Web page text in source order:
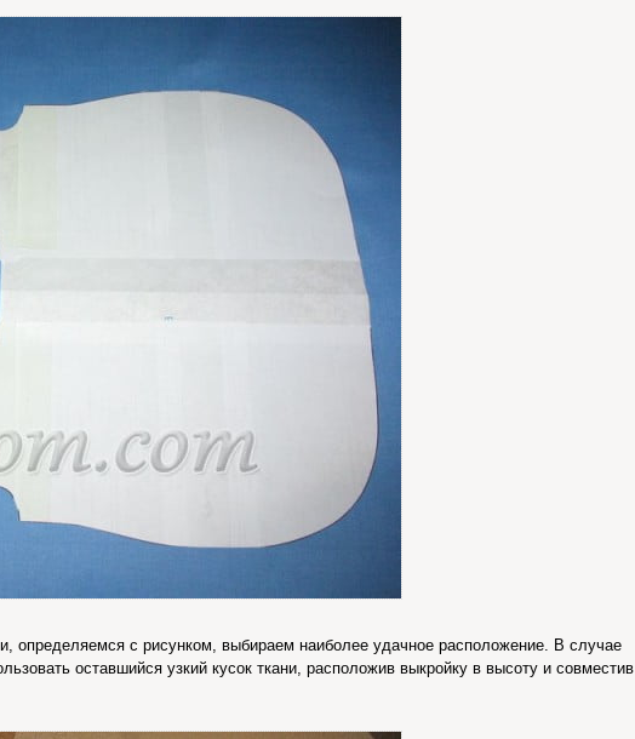
определяемся с рисунком, выбираем наиболее удачное расположение. В случае
оставшийся узкий кусок ткани, расположив выкройку в высоту и совместив